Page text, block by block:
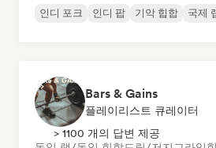
인디 포크
인디 팝 기악 힙합 국제
Bars & Gains
플레이리스트 큐레이터
> 1100 개의 답변 제공